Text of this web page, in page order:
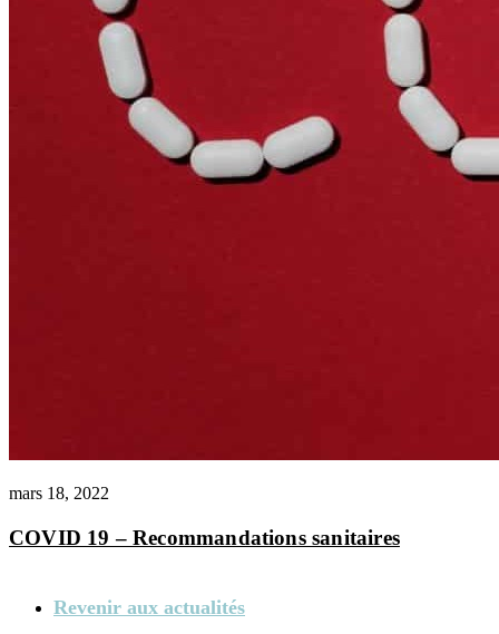
mars 18, 2022
COVID 19 – Recommandations sanitaires
Revenir aux actualités